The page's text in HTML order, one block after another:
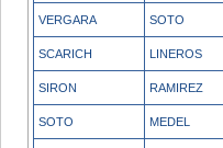
VERGARA SOTO
SCARICH LINEROS
SIRON RAMIREZ
SOTO MEDEL